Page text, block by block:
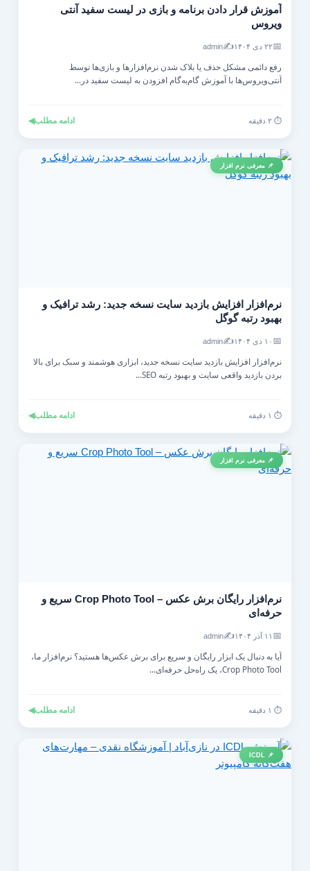
آموزش قرار دادن برنامه و بازی در لیست سفید آنتی‌
ویروس
۲۲ دی ۱۴۰۴ ✍️
admin
رفع دائمی مشکل حذف یا بلاک شدن نرم‌افزارها و بازی‌ها توسط
آنتی‌ویروس‌ها با آموزش گام‌به‌گام افزودن به لیست سفید در...
ادامه مطلب◀
📌 معرفی نرم افزار
نرم‌افزار افزایش بازدید سایت نسخه جدید: رشد ترافیک و
بهبود رتبه گوگل
۱۰ دی ۱۴۰۴ ✍️
admin
نرم‌افزار افزایش بازدید سایت نسخه جدید، ابزاری هوشمند و سبک برای بالا
بردن بازدید واقعی سایت و بهبود رتبه SEO...
ادامه مطلب◀
📌 معرفی نرم افزار
نرم‌افزار رایگان برش عکس – Crop Photo Tool سریع و
حرفه‌ای
۱۱ آذر ۱۴۰۴ ✍️
admin
آیا به دنبال یک ابزار رایگان و سریع برای برش عکس‌ها هستید؟ نرم‌افزار ما،
Crop Photo Tool، یک راه‌حل حرفه‌ای...
ادامه مطلب◀
📌 ICDL